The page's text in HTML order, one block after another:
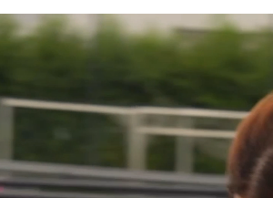
Zoek locatie
Praktische informatie